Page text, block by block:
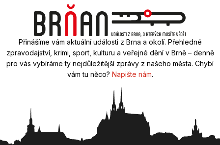
Přinášíme vám aktuální události z Brna a okolí. Přehledné
zpravodajství, krimi, sport, kulturu a veřejné dění v Brně – denně
pro vás vybíráme ty nejdůležitější zprávy z našeho města. Chybí
vám tu něco? Napište nám.